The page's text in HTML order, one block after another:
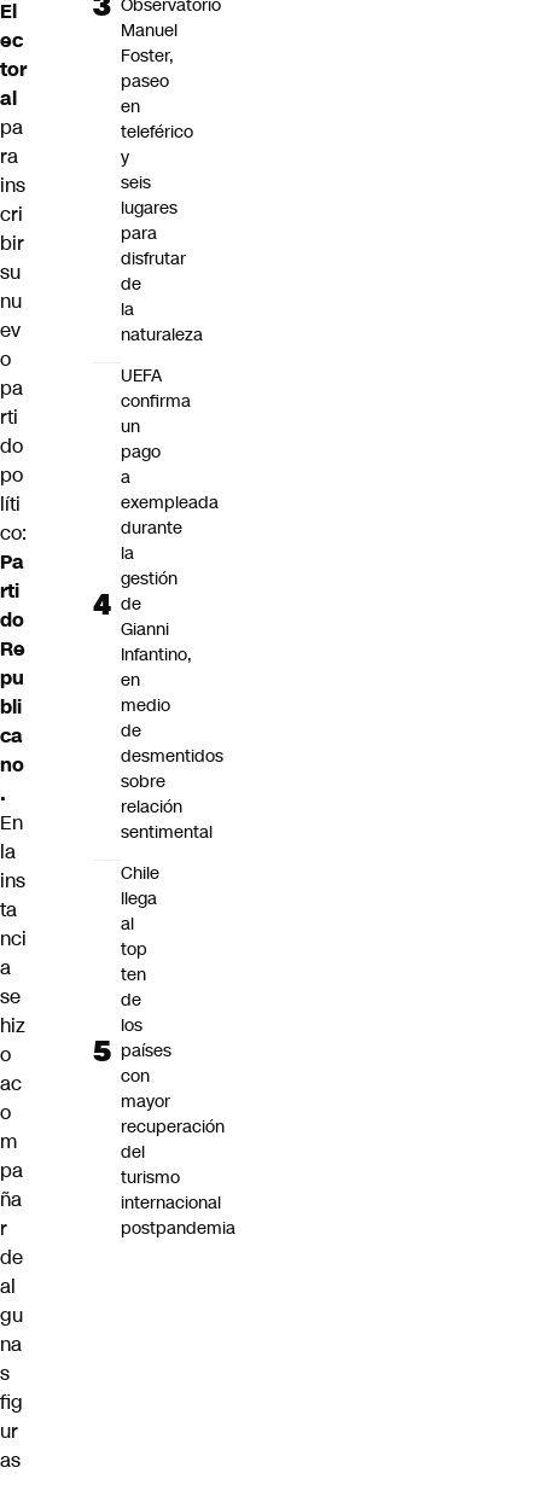
El
ec
tor
al
pa
ra
ins
cri
bir
su
nu
ev
o
pa
rti
do
po
líti
co:
Pa
rti
do
Re
pu
bli
ca
no
.
En
la
ins
ta
nci
a
se
hiz
o
ac
o
m
pa
ña
r
de
al
gu
na
s
fig
ur
as
Observatorio
Manuel
Foster,
paseo
en
teleférico
y
seis
lugares
para
disfrutar
de
la
naturaleza
UEFA
confirma
un
pago
a
exempleada
durante
la
gestión
de
Gianni
Infantino,
en
medio
de
desmentidos
sobre
relación
sentimental
Chile
llega
al
top
ten
de
los
países
con
mayor
recuperación
del
turismo
internacional
postpandemia